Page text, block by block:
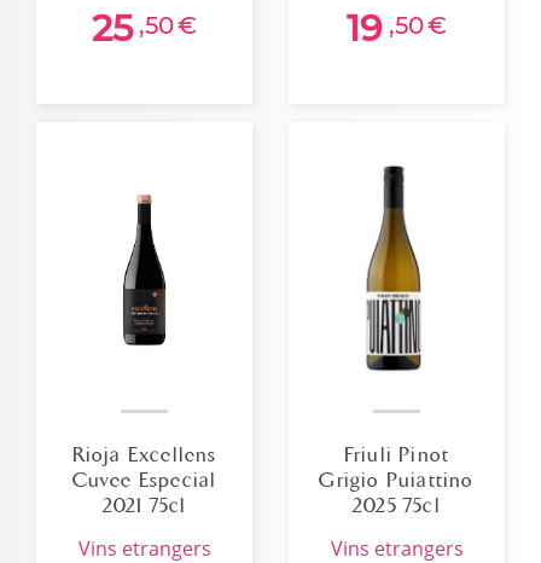
25 ,50€ 19 ,50€
Rioja Excellens
Cuvee Especial
2021 75cl
vins etrangers
Friuli Pinot
Grigio Puiattino
2025 75cl
vins etrangers